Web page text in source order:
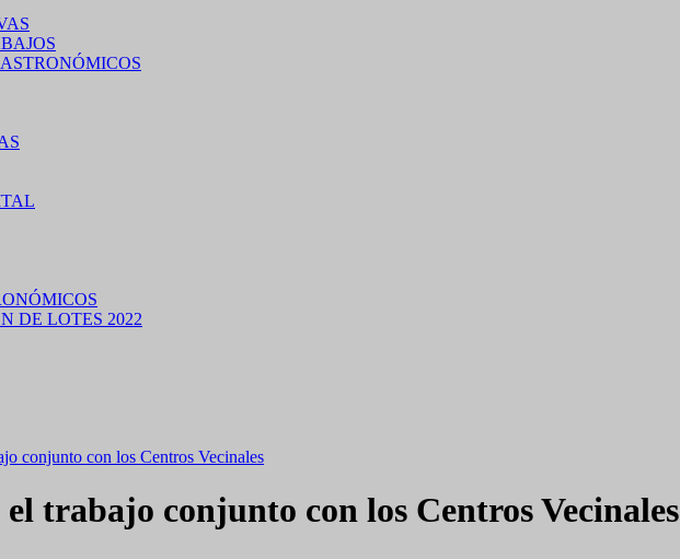
DE LOTES 2022
conjunto con los Centros Vecinales
trabajo conjunto con los Centros Vecinales